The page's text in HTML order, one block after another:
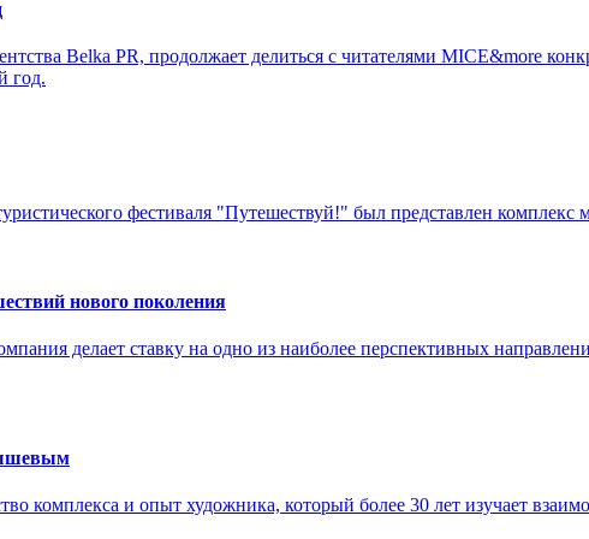
Belka PR, продолжает делиться с читателями MICE&more
год.
фестиваля "Путешествуй!" был представлен комплекс
нового поколения
делает ставку на одно из наиболее перспективных
комплекса и опыт художника, который более 30 лет изучает